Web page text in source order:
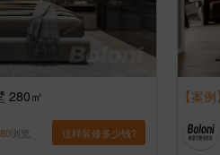
280㎡
浏览 这样装修多少钱?
【案例】